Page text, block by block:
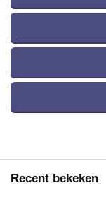
Recent bekeken